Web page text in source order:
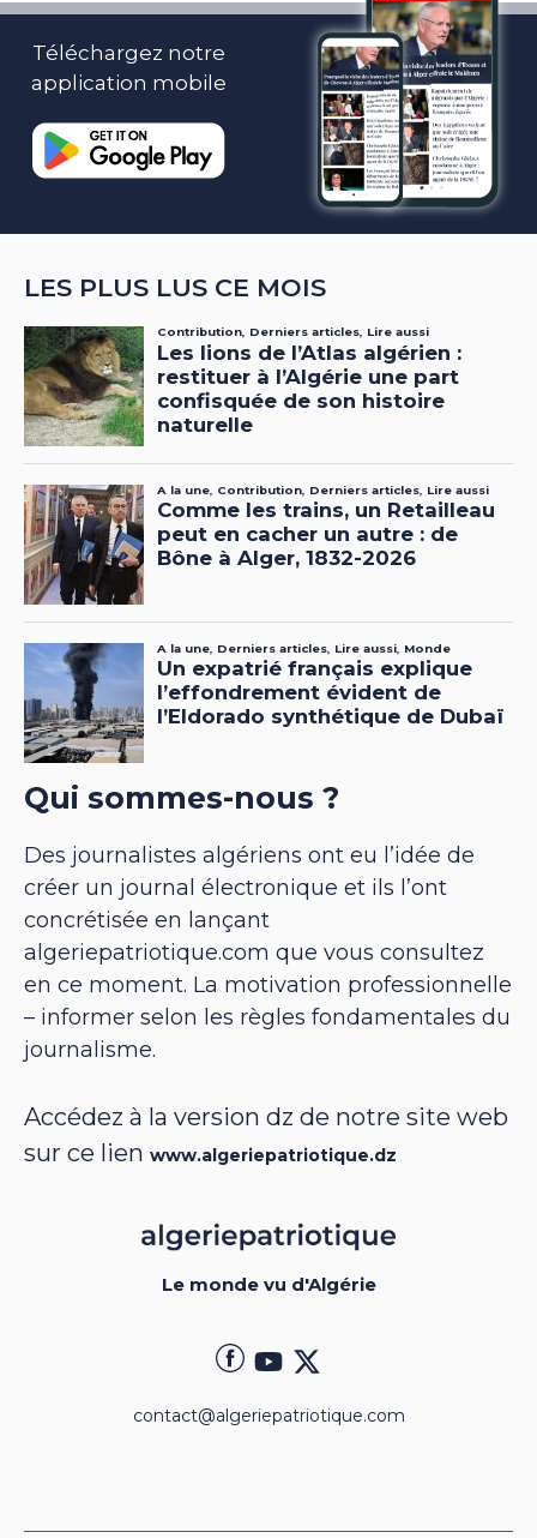
Téléchargez notre
application mobile
LES PLUS LUS CE MOIS
Qui sommes-nous ?
Des journalistes algériens ont eu l’idée de
créer un journal électronique et ils l’ont
concrétisée en lançant
algeriepatriotique.com que vous consultez
en ce moment. La motivation professionnelle
– informer selon les règles fondamentales du
journalisme.
Accédez à la version dz de notre site web
sur ce lien www.algeriepatriotique.dz
Le monde vu d'Algérie
contact@algeriepatriotique.com